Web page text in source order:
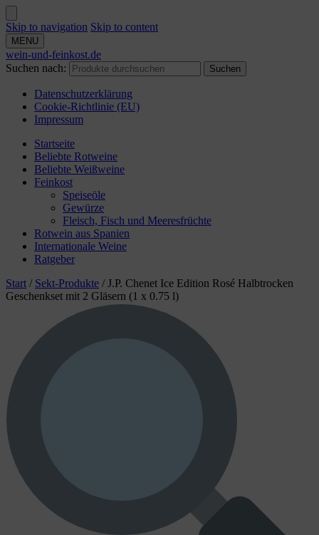
Skip to navigation Skip to content
MENU
wein-und-feinkost.de
Suchen nach:
Suchen
Datenschutzerklärung
Cookie-Richtlinie (EU)
Impressum
Startseite
Beliebte Rotweine
Beliebte Weißweine
Feinkost
Speiseöle
Gewürze
Fleisch, Fisch und Meeresfrüchte
Rotwein aus Spanien
Internationale Weine
Ratgeber
Start / Sekt-Produkte / J.P. Chenet Ice Edition Rosé Halbtrocken
Geschenkset mit 2 Gläsern (1 x 0.75 l)